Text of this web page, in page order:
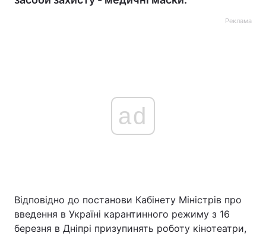
Реклама
ad
Відповідно до постанови Кабінету Міністрів про
введення в Україні карантинного режиму з 16
березня в Дніпрі призупинять роботу кінотеатри,